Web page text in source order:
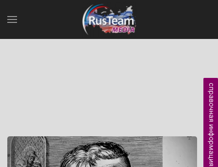
справочная информация